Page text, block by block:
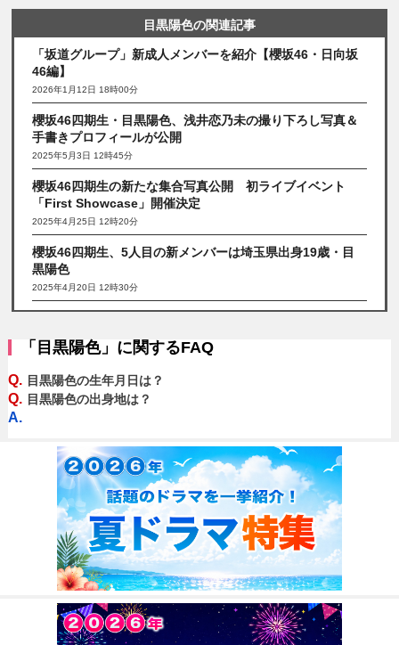
目黒陽色の関連記事
「坂道グループ」新成人メンバーを紹介【櫻坂46・日向坂
46編】
2026年1月12日 18時00分
櫻坂46四期生・目黒陽色、浅井恋乃未の撮り下ろし写真＆
手書きプロフィールが公開
2025年5月3日 12時45分
櫻坂46四期生の新たな集合写真公開 初ライブイベント
「First Showcase」開催決定
2025年4月25日 12時20分
櫻坂46四期生、5人目の新メンバーは埼玉県出身19歳・目
黒陽色
2025年4月20日 12時30分
「目黒陽色」に関するFAQ
Q. 目黒陽色の生年月日は？
Q. 目黒陽色の出身地は？
A.